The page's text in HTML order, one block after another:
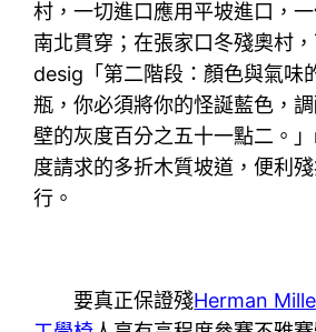
村，一切進口應用平坡進口，
南北貫穿；在張家口冬殘奧村
desig「第二階段：顏色與氣味
瓶，你必須將你的怪誕藍色，
壁的灰度百分之五十一點二。
度請求的多折木質坡道，便利
行。
要真正保證殘Herman